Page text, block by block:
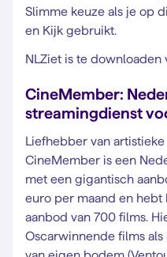
Slimme keuze als je op
en Kijk gebruikt.
NLZiet is te downloaden
CineMember:
streamingdienst
Liefhebber van
CineMember is een
met een gigantisch
euro per maand en
aanbod van 700 films.
Oscarwinnende films